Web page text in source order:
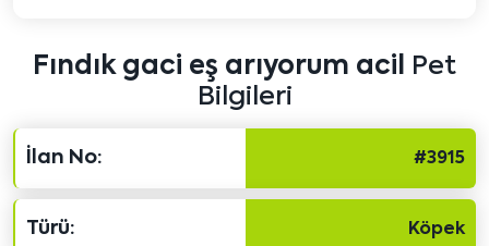
Fındık gaci eş arıyorum acil
Pet
Bilgileri
İlan No: #3915
Türü: Köpek